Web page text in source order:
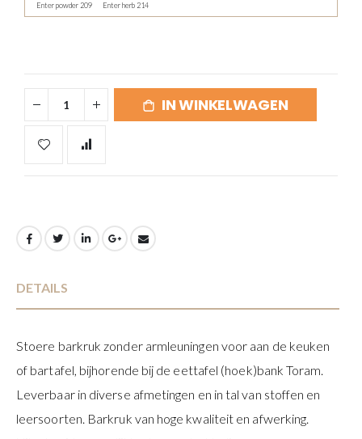
Enter powder 209 Enter herb 214
IN WINKELWAGEN
DETAILS
Stoere barkruk zonder armleuningen voor aan de keuken
of bartafel, bijhorende bij de eettafel (hoek)bank Toram.
Leverbaar in diverse afmetingen en in tal van stoffen en
leersoorten. Barkruk van hoge kwaliteit en afwerking.